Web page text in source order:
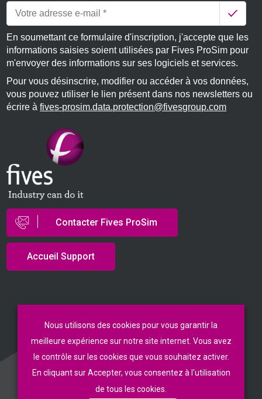
Contacter Fives ProSim
Accueil Support
En soumettant ce formulaire d'inscription, j'accepte que les
informations saisies soient utilisées par Fives ProSim pour
m'envoyer des informations sur ses logiciels et services.
Pour vous désinscrire, modifier ou accéder à vos données,
vous pouvez utiliser le lien présent dans nos newsletters ou
écrire àfives-prosim.data.protection@fivesgroup.com
© Fives ProSim 2026
Conditions Générales de Vente
Politique de Confidentialité
Mentions Légales
Nous utilisons des cookies pour vous garantir la
meilleure expérience sur notre site internet. Vous avez
le contrôle sur les cookies que vous souhaitez activer.
En cliquant sur Accepter, vous consentez à l'utilisation
de tous les cookies.